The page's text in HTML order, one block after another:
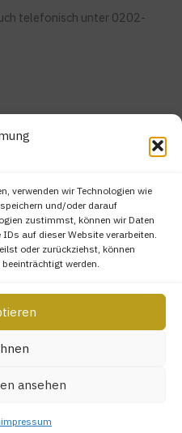
verwenden wir Technologien wie
und/oder darauf
zustimmst, können wir Daten
auf dieser Website verarbeiten.
oder zurückziehst, können
werden.
ansehen
impressum
telefonisch unter 0202-
| zuverlässig |